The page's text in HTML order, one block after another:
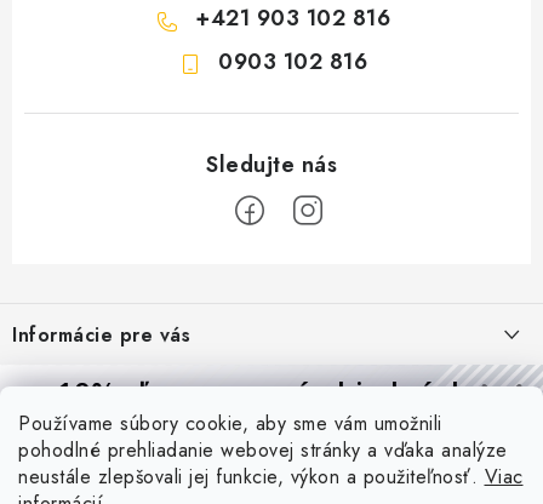
Používame súbory cookie, aby sme vám umožnili
pohodlné prehliadanie webovej stránky a vďaka analýze
neustále zlepšovali jej funkcie, výkon a použiteľnosť. Viac
+421 903 102 816
0903 102 816
p
ä
Informácie pre vás
Reklamácie a formulár na odstúpenie od zmluvy
Obchodné podmienky
Podmienky ochrany osobných údajov
Blog
10% zľavana prvú objednávku
Prihláste sa azískajtezľavu aj praktické tipy,vďaka ktorým
budete svietiť lepšie a platiť menej.